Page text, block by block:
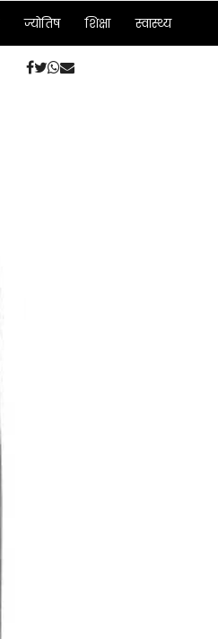
ज्योतिष शिक्षा स्वास्थ्य